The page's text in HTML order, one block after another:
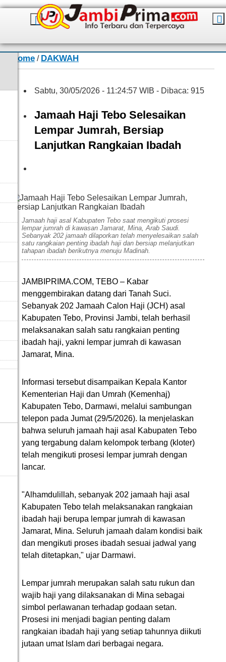
Home / DAKWAH
Sabtu, 30/05/2026 - 11:24:57 WIB - Dibaca: 915
Jamaah Haji Tebo Selesaikan
Lempar Jumrah, Bersiap
Lanjutkan Rangkaian Ibadah
Jamaah haji asal Kabupaten Tebo saat mengikuti prosesi
lempar jumrah di kawasan Jamarat, Mina, Arab Saudi.
Sebanyak 202 jamaah dilaporkan telah menyelesaikan salah
satu rangkaian penting ibadah haji dan bersiap melanjutkan
tahapan ibadah berikutnya menuju Madinah.
JAMBIPRIMA.COM, TEBO – Kabar
menggembirakan datang dari Tanah Suci.
Sebanyak 202 Jamaah Calon Haji (JCH) asal
Kabupaten Tebo, Provinsi Jambi, telah berhasil
melaksanakan salah satu rangkaian penting
ibadah haji, yakni lempar jumrah di kawasan
Jamarat, Mina.
Informasi tersebut disampaikan Kepala Kantor
Kementerian Haji dan Umrah (Kemenhaj)
Kabupaten Tebo, Darmawi, melalui sambungan
telepon pada Jumat (29/5/2026). Ia menjelaskan
bahwa seluruh jamaah haji asal Kabupaten Tebo
yang tergabung dalam kelompok terbang (kloter)
telah mengikuti prosesi lempar jumrah dengan
lancar.
"Alhamdulillah, sebanyak 202 jamaah haji asal
Kabupaten Tebo telah melaksanakan rangkaian
ibadah haji berupa lempar jumrah di kawasan
Jamarat, Mina. Seluruh jamaah dalam kondisi baik
dan mengikuti proses ibadah sesuai jadwal yang
telah ditetapkan," ujar Darmawi.
Lempar jumrah merupakan salah satu rukun dan
wajib haji yang dilaksanakan di Mina sebagai
simbol perlawanan terhadap godaan setan.
Prosesi ini menjadi bagian penting dalam
rangkaian ibadah haji yang setiap tahunnya diikuti
jutaan umat Islam dari berbagai negara.